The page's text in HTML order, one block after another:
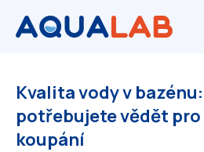
Kvalita vody v
potřebujete vědět
koupání